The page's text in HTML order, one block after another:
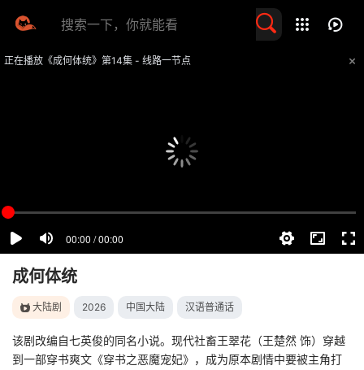
正在播放《成何体统》第14集 - 线路一节点
成何体统
大陆剧 2026 中国大陆 汉语普通话
该剧改编自七英俊的同名小说。现代社畜王翠花（王楚然 饰）穿越
到一部穿书爽文《穿书之恶魔宠妃》，成为原本剧情中要被主角打